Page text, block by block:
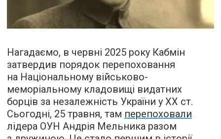
Нагадаємо, в червні 2025 року Кабмін
затвердив порядок перепоховання
на Національному військово-
меморіальному кладовищі видатних
борців за незалежність України у ХХ ст.
Сьогодні, 25 травня, там перепоховали
лідера ОУН Андрія Мельника разом